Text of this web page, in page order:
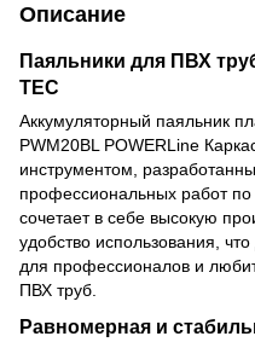
Описание
Паяльники для ПВХ
TEC
Аккумуляторный паяльник
PWM20BL POWERLine
инструментом,
профессиональных работ
сочетает в себе высокую
удобство использования,
для профессионалов и
ПВХ труб.
Равномерная и